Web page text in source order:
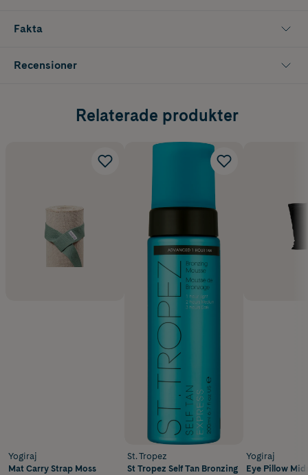
Fakta
Recensioner
Relaterade produkter
Yogiraj
Mat Carry Strap Moss
St. Tropez
St Tropez Self Tan Bronzing
Yogiraj
Eye Pillow